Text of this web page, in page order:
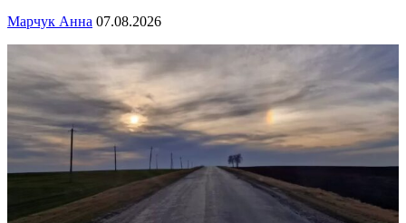
Марчук Анна 07.08.2026